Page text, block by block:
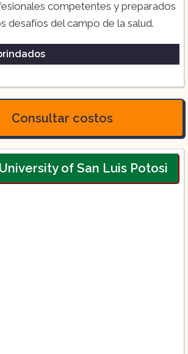
competentes y preparados
desafíos del campo de la salud.
Consultar costos
of San Luis Potosi